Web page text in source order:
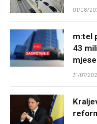
01/08/
m:tel
43
31/07/